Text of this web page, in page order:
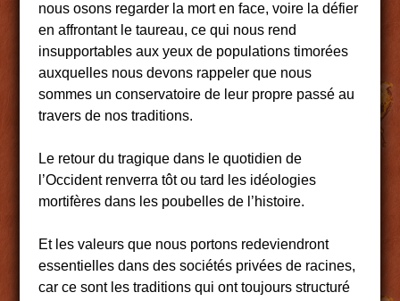
nous osons regarder la mort en face, voire la défier
en affrontant le taureau, ce qui nous rend
insupportables aux yeux de populations timorées
auxquelles nous devons rappeler que nous
sommes un conservatoire de leur propre passé au
travers de nos traditions.
Le retour du tragique dans le quotidien de
l’Occident renverra tôt ou tard les idéologies
mortifères dans les poubelles de l’histoire.
Et les valeurs que nous portons redeviendront
essentielles dans des sociétés privées de racines,
car ce sont les traditions qui ont toujours structuré